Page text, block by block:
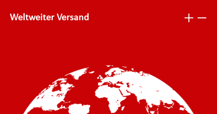
Weltweiter Versand